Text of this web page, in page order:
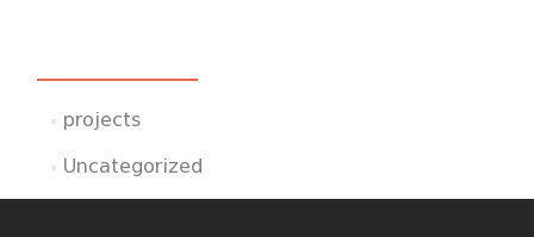
projects
Uncategorized